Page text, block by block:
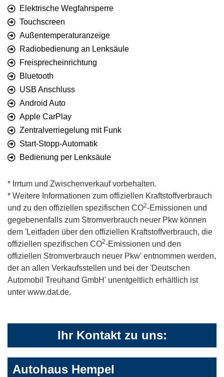
Elektrische Wegfahrsperre
Touchscreen
Außentemperaturanzeige
Radiobedienung an Lenksäule
Freisprecheinrichtung
Bluetooth
USB Anschluss
Android Auto
Apple CarPlay
Zentralverriegelung mit Funk
Start-Stopp-Automatik
Bedienung per Lenksäule
* Irrtum und Zwischenverkauf vorbehalten.
* Weitere Informationen zum offiziellen Kraftstoffverbrauch
und zu den offiziellen spezifischen CO2-Emissionen und
gegebenenfalls zum Stromverbrauch neuer Pkw können
dem 'Leitfaden über den offiziellen Kraftstoffverbrauch, die
offiziellen spezifischen CO2-Emissionen und den
offiziellen Stromverbrauch neuer Pkw' entnommen werden,
der an allen Verkaufsstellen und bei der 'Deutschen
Automobil Treuhand GmbH' unentgeltlich erhältlich ist
unter www.dat.de.
Ihr Kontakt zu uns:
Autohaus Hempel